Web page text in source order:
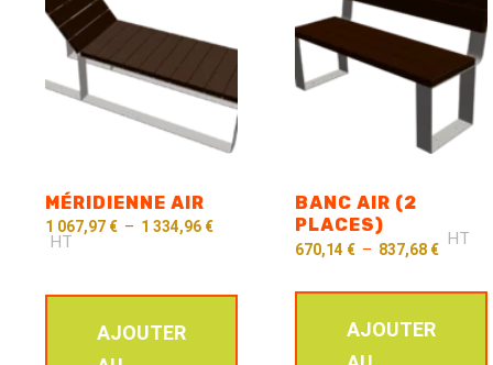
MÉRIDIENNE AIR
1 067,97 € – 1 334,96 €
HT
AJOUTER
BANC AIR (2
PLACES)
670,14 € – 837,68 €
HT
AJOUTER